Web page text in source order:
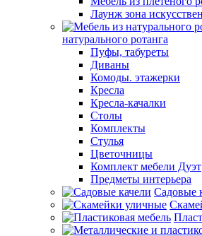
Лаунж зона
натурального ротанга
Пуфы, табуреты
Диваны
Комоды. этажерки
Кресла
Кресла-качалки
Столы
Комплекты
Стулья
Цветочницы
Комплект мебели Дуэт
Предметы интерьера
Садовые